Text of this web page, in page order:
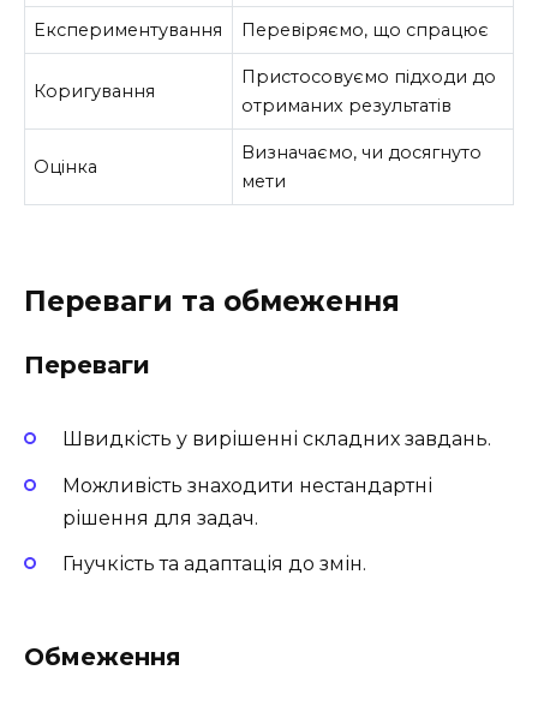
Експериментування Перевіряємо, що спрацює
Коригування
Пристосовуємо підходи до
отриманих результатів
Оцінка
Визначаємо, чи досягнуто
мети
Переваги та обмеження
Переваги
Швидкість у вирішенні складних завдань.
Можливість знаходити нестандартні
рішення для задач.
Гнучкість та адаптація до змін.
Обмеження